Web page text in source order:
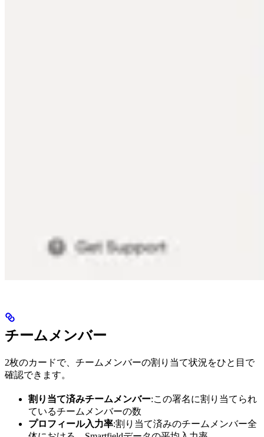
チームメンバー
2枚のカードで、チームメンバーの割り当て状況をひと目で
確認できます。
割り当て済みチームメンバー:この署名に割り当てられ
ているチームメンバーの数
プロフィール入力率:割り当て済みのチームメンバー全